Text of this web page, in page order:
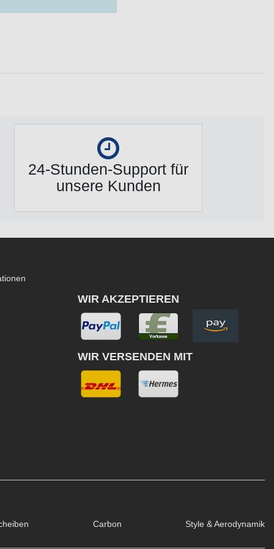
24-Stunden-Support für
unsere Kunden
WIR AKZEPTIEREN
WIR VERSENDEN MIT
Carbon Style & Aerodynamik